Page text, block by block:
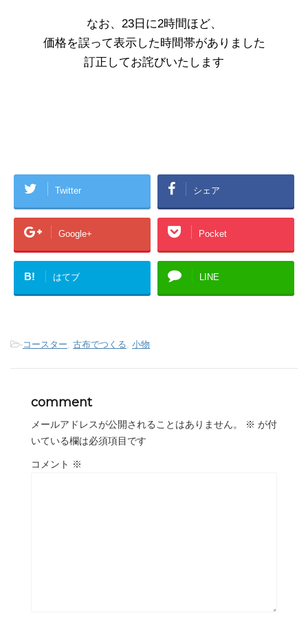
なお、23日に2時間ほど、
価格を誤って表示した時間帯がありました
訂正してお詫びいたします
Twitter シェア
Google+ Pocket
B! はてブ LINE
-コースター 古布でつくる 小物
comment
メールアドレスが公開されることはありません。 ※ が付
いている欄は必須項目です
コメント ※